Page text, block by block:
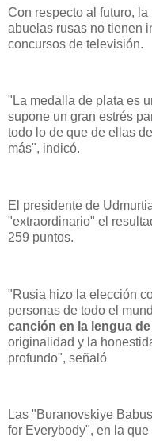
Con respecto al futuro,
abuelas rusas no tienen
concursos de televisión.
"La medalla de plata es
supone un gran estrés
todo lo de que de ellas
más", indicó.
El presidente de
"extraordinario" el
259 puntos.
"Rusia hizo la elección
personas de todo el
canción en la lengua
originalidad y la
profundo", señaló
Las "Buranovskiye
for Everybody", en la